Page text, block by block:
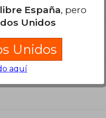
España, pero
Unidos
Unidos
aquí